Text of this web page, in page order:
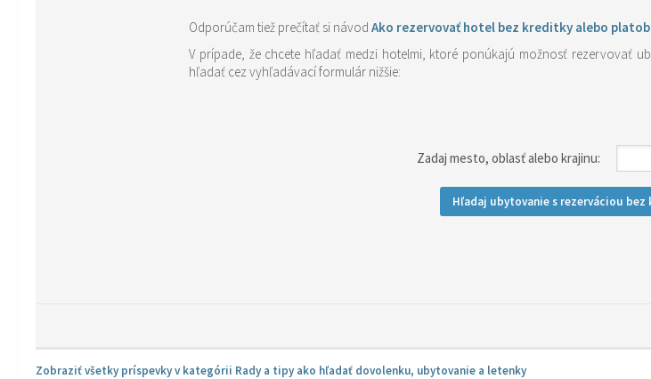
Odporúčam tiež prečítať si návod Ako rezervovať hotel bez kreditky alebo
V prípade, že chcete hľadať medzi hotelmi, ktoré ponúkajú možnosť rezervovať
hľadať cez vyhľadávací formulár nižšie:
Zadaj mesto, oblasť alebo krajinu:
Hľadaj ubytovanie s rezerváciou
Zobraziť všetky príspevky v kategórii Rady a tipy ako hľadať dovolenku, ubytovanie a letenky